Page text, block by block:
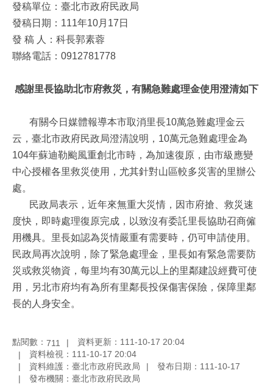
發稿單位：臺北市政府民政局
發稿日期：111年10月17日
發 稿 人：科長郭素蓉
聯絡電話：0912781778
感謝里長協助北市府救災，有關急難處理金使用澄清如下
有關今日媒體報導本市取消里長10萬急難處理金云
云，臺北市政府民政局澄清說明，10萬元急難處理金為
104年蘇迪勒颱風重創北市時，為加速復原，由市級應變
中心授權各里救災使用，尤其針對山區較多災害的里辦公
處。
民政局表示，近年來無重大災情，因市府搶、救災速
度快，即時處理復原完成，以致沒有委託里長協助召商僱
用機具。里長如認為災情嚴重有需要時，仍可申請使用。
民政局再次說明，除了緊急處理金，里長如有緊急需要防
災或救災物資，每里均有30萬元以上的里鄰建設經費可使
用，另北市府均有為所有里鄰長投保傷害保險，保障里鄰
長的人身安全。
點閱數： 711
資料更新：111-10-17 20:04
資料檢視：111-10-17 20:04
資料維護：臺北市政府民政局
發布日期：111-10-17
發布機關：臺北市政府民政局